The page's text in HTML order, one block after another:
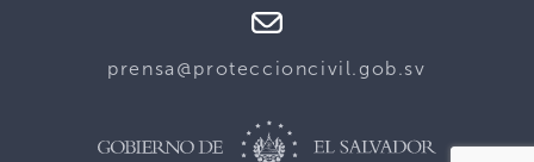
prensa@proteccioncivil.gob.sv